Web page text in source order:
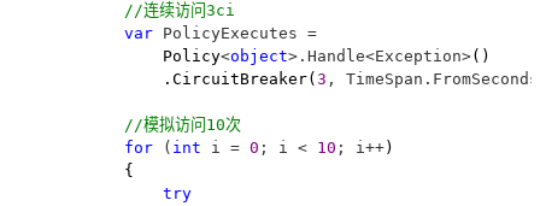
//连续访问3ci
var PolicyExecutes =
                Policy
<object>.Handle<Exception>()
                .CircuitBreaker(
3 ,
//模拟访问10次
for ( int i = 0 ; i < 10 ; i++)
            {
try